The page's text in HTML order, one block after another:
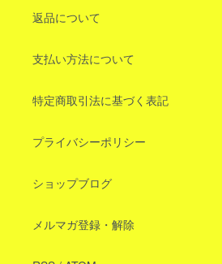
返品について
支払い方法について
特定商取引法に基づく表記
プライバシーポリシー
ショップブログ
メルマガ登録・解除